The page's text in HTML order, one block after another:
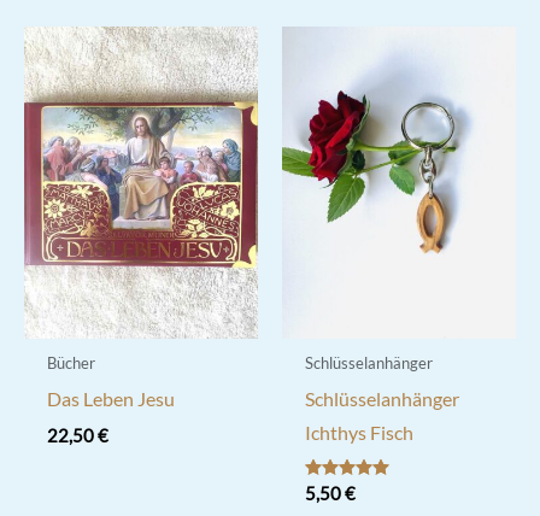
mehrere
Die
Optionen
können
auf
werden
Bücher
Das Leben Jesu
22,50€
Schlüsselanhänger
Schlüsselanhänger
Ichthys Fisch
Bewertet mit
5.00
5,50€